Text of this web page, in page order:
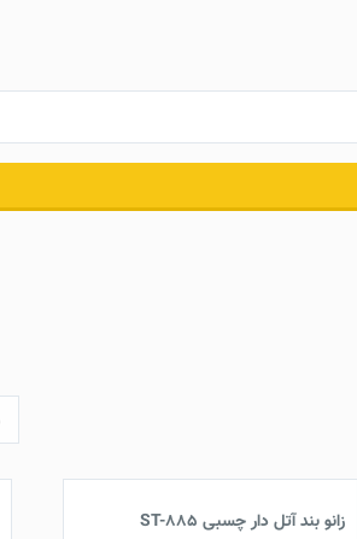
زانو بند آتل دار چسبی ST-885